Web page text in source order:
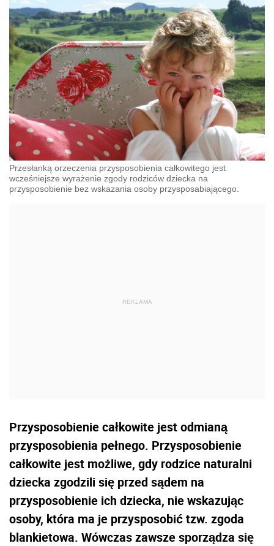
Przesłanką orzeczenia przysposobienia całkowitego jest
wcześniejsze wyrażenie zgody rodziców dziecka na
przysposobienie bez wskazania osoby przysposabiającego.
Przysposobienie całkowite jest odmianą
przysposobienia pełnego. Przysposobienie
całkowite jest możliwe, gdy rodzice naturalni
dziecka zgodzili się przed sądem na
przysposobienie ich dziecka, nie wskazując
osoby, która ma je przysposobić tzw. zgoda
blankietowa. Wówczas zawsze sporządza się